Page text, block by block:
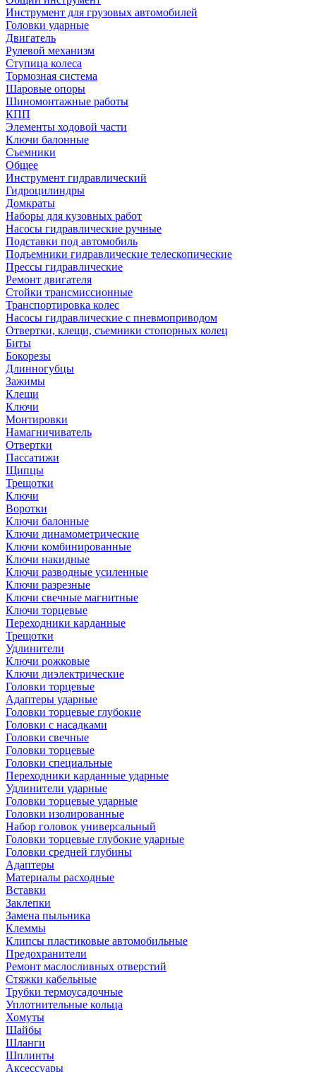
Инструмент для грузовых автомобилей
Головки ударные
Двигатель
Рулевой механизм
Ступица колеса
Тормозная система
Шаровые опоры
Шиномонтажные работы
КПП
Элементы ходовой части
Ключи балонные
Съемники
Общее
Инструмент гидравлический
Гидроцилиндры
Домкраты
Наборы для кузовных работ
Насосы гидравлические ручные
Подставки под автомобиль
Подъемники гидравлические телескопические
Прессы гидравлические
Ремонт двигателя
Стойки трансмиссионные
Транспортировка колес
Насосы гидравлические с пневмоприводом
Отвертки, клещи, съемники стопорных колец
Биты
Бокорезы
Длинногубцы
Зажимы
Клещи
Ключи
Монтировки
Намагничиватель
Отвертки
Пассатижи
Щипцы
Трещотки
Ключи
Воротки
Ключи балонные
Ключи динамометрические
Ключи комбинированные
Ключи накидные
Ключи разводные усиленные
Ключи разрезные
Ключи свечные магнитные
Ключи торцевые
Переходники карданные
Трещотки
Удлинители
Ключи рожковые
Ключи диэлектрические
Головки торцевые
Адаптеры ударные
Головки торцевые глубокие
Головки с насадками
Головки свечные
Головки торцевые
Головки специальные
Переходники карданные ударные
Удлинители ударные
Головки торцевые ударные
Головки изолированные
Набор головок универсальный
Головки торцевые глубокие ударные
Головки средней глубины
Адаптеры
Материалы расходные
Вставки
Заклепки
Замена пыльника
Клеммы
Клипсы пластиковые автомобильные
Предохранители
Ремонт маслосливных отверстий
Стяжки кабельные
Трубки термоусадочные
Уплотнительные кольца
Хомуты
Шайбы
Шланги
Шплинты
Аксессуары